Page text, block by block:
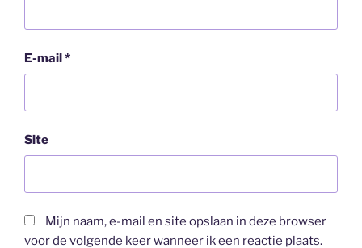
E-mail*
Site
Mijn naam, e-mail en site opslaan in deze browser
voor de volgende keer wanneer ik een reactie plaats.